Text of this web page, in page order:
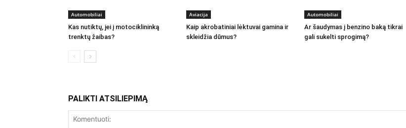
Automobiliai
Kas nutiktų, jei į motociklininką
trenktų žaibas?
Aviacija
Kaip akrobatiniai lėktuvai gamina ir
skleidžia dūmus?
Automobiliai
Ar šaudymas į benzino baką tikrai
gali sukelti sprogimą?
PALIKTI ATSILIEPIMĄ